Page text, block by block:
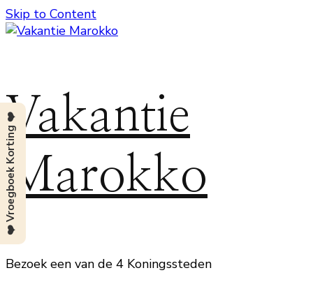
Skip to Content
Vakantie
Marokko
Bezoek een van de 4 Koningssteden
❤️ Vroegboek Korting ❤️